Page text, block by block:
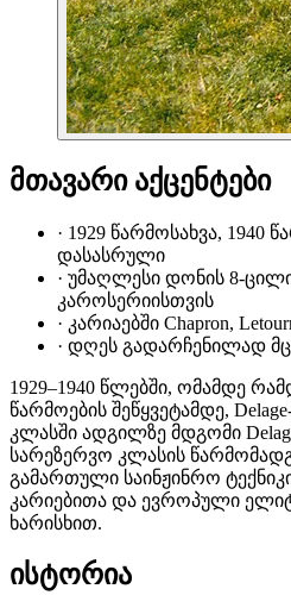
მთავარი აქცენტები
· 1929 წარმოსახვა, 1940
დასასრული
· უმაღლესი დონის 8-
კაროსერიისთვის
· კარიაებში Chapron,
· დღეს გადარჩენილად
1929–1940 წლებში, ომამდე
წარმოების შეწყვეტამდე,
კლასში ადგილზე მდგომი
სარეზერვო კლასის
გამართული საინჟინრო
კარიებითა და ევროპული
ხარისხით.
ისტორია